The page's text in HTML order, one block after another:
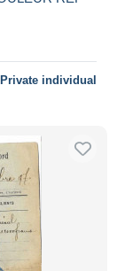
Private individual